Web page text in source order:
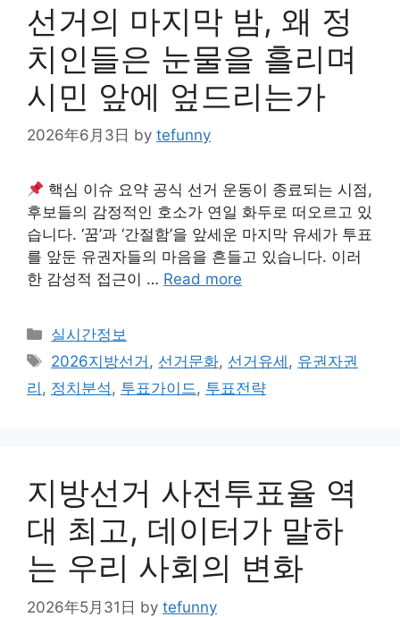
선거의 마지막 밤, 왜 정
치인들은 눈물을 흘리며
시민 앞에 엎드리는가
2026年6月3日 by tefunny
핵심 이슈 요약 공식 선거 운동이 종료되는 시점,
후보들의 감정적인 호소가 연일 화두로 떠오르고 있
습니다. ‘꿈’과 ‘간절함’을 앞세운 마지막 유세가 투표
를 앞둔 유권자들의 마음을 흔들고 있습니다. 이러
한 감성적 접근이 … Read more
Categories
실시간정보
Tags
2026지방선거 , 선거문화, 선거유세 , 유권자권
리 , 정치분석, 투표가이드, 투표전략
지방선거 사전투표율 역
대 최고, 데이터가 말하
는 우리 사회의 변화
2026年5月31日 by tefunny